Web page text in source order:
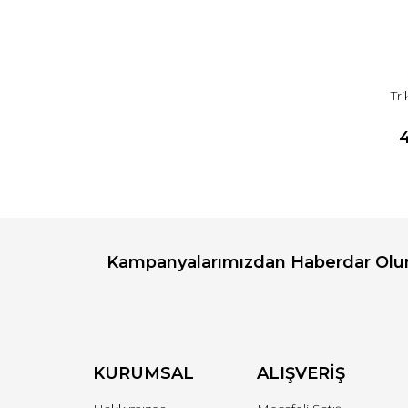
Kampanyalarımızdan Haberdar
KURUMSAL ALIŞVERİŞ